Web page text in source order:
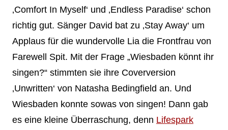
‚Comfort In Myself‘ und ‚Endless Paradise‘ schon
richtig gut. Sänger David bat zu ‚Stay Away‘ um
Applaus für die wundervolle Lia die Frontfrau von
Farewell Spit. Mit der Frage „Wiesbaden könnt ihr
singen?“ stimmten sie ihre Coverversion
‚Unwritten‘ von Natasha Bedingfield an. Und
Wiesbaden konnte sowas von singen! Dann gab
es eine kleine Überraschung, denn Lifespark